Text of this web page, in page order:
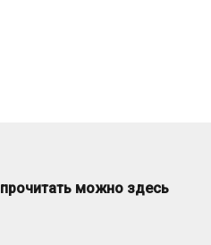
прочитать можно здесь